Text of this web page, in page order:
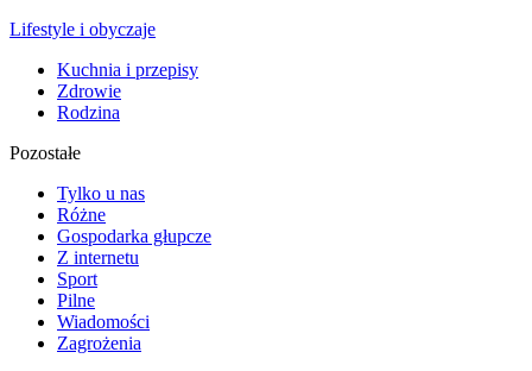
Lifestyle i obyczaje
Kuchnia i przepisy
Zdrowie
Rodzina
Pozostałe
Tylko u nas
Różne
Gospodarka głupcze
Z internetu
Sport
Pilne
Wiadomości
Zagrożenia